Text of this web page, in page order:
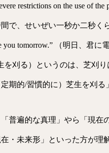
restrictions on the use of
で、せいぜい一秒か二秒
you tomorrow.” （明日、君
を刈る）というのは、芝
期的/習慣的に）芝生を刈る
普遍的な真理」やら「現在
・未来形」といった方が